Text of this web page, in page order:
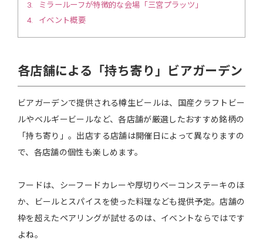
3
ミラールーフが特徴的な会場「三宮プラッツ」
4
イベント概要
各店舗による「持ち寄り」ビアガーデン
ビアガーデンで提供される樽生ビールは、国産クラフトビー
ルやベルギービールなど、各店舗が厳選したおすすめ銘柄の
「持ち寄り」。出店する店舗は開催日によって異なりますの
で、各店舗の個性も楽しめます。
フードは、シーフードカレーや厚切りベーコンステーキのほ
か、ビールとスパイスを使った料理なども提供予定。店舗の
枠を超えたペアリングが試せるのは、イベントならではです
よね。